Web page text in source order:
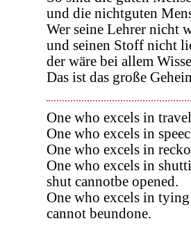
und die nichtguten
Wer seine Lehrer nicht
und seinen Stoff nicht
der wäre bei allem
Das ist das große
One who excels in
One who excels in
One who excels in
One who excels in
shut cannotbe opened.
One who excels in
cannot beundone.